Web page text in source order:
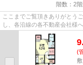
階数：2
ここまでご覧頂きありがとう
し、各沿線の各不動産会社様
しております！最新の情報は...
(